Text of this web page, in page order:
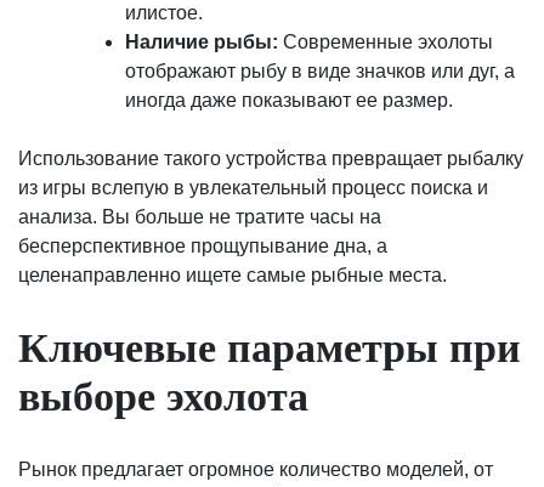
илистое.
Наличие рыбы: Современные эхолоты
отображают рыбу в виде значков или дуг, а
иногда даже показывают ее размер.
Использование такого устройства превращает рыбалку
из игры вслепую в увлекательный процесс поиска и
анализа. Вы больше не тратите часы на
бесперспективное прощупывание дна, а
целенаправленно ищете самые рыбные места.
Ключевые параметры при
выборе эхолота
Рынок предлагает огромное количество моделей, от